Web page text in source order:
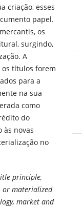
criação, esses
papel.
os
surgindo,
A
os títulos forem
para a
na sua
como
do
às novas
no
principle,
or materialized
market and